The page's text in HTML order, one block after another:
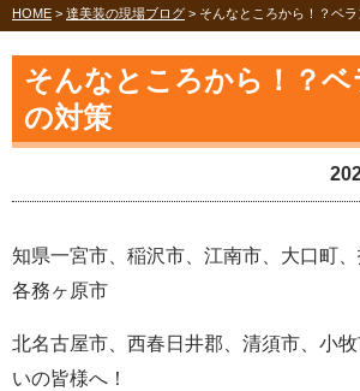
HOME > 達美装の現場ブログ > そんなところから！？ベ
そんなところから！？
の対策
知県一宮市、稲沢市、江南市、大口町、
各務ヶ原市
北名古屋市、西春日井郡、清須市、小
いの皆様へ！